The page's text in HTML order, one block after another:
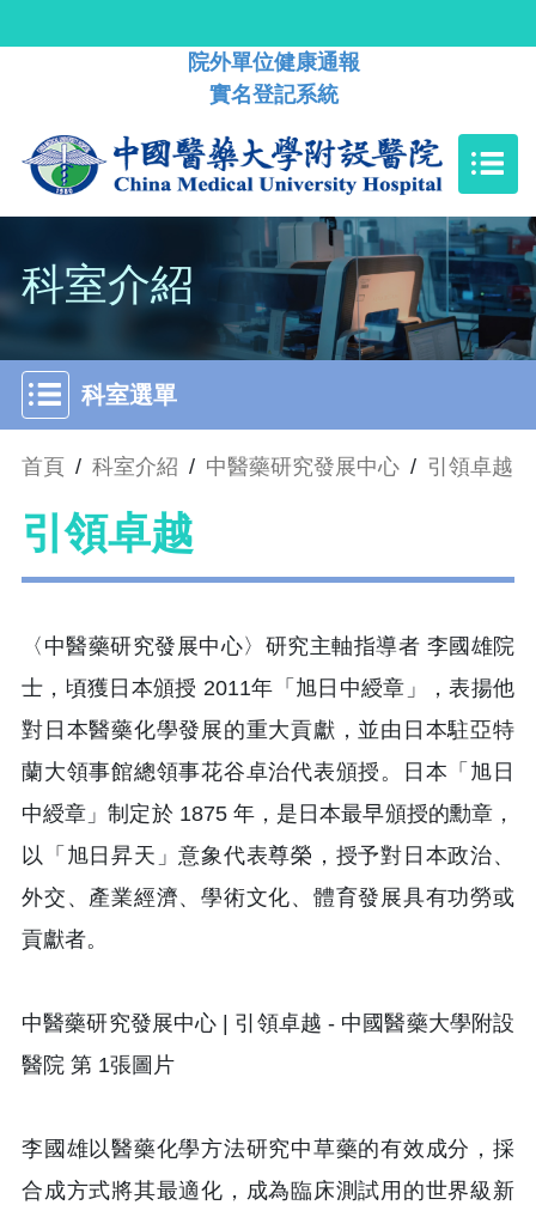
院外單位健康通報
實名登記系統
科室介紹
科室選單
首頁 / 科室介紹 / 中醫藥研究發展中心 / 引領卓越
引領卓越
〈中醫藥研究發展中心〉研究主軸指導者 李國雄院
士，頃獲日本頒授 2011年「旭日中綬章」，表揚他
對日本醫藥化學發展的重大貢獻，並由日本駐亞特
蘭大領事館總領事花谷卓治代表頒授。日本「旭日
中綬章」制定於 1875 年，是日本最早頒授的勳章，
以「旭日昇天」意象代表尊榮，授予對日本政治、
外交、產業經濟、學術文化、體育發展具有功勞或
貢獻者。
李國雄以醫藥化學方法研究中草藥的有效成分，採
合成方式將其最適化，成為臨床測試用的世界級新